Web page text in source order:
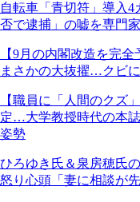
自転車「青切符」導入
否で逮捕」の嘘を専門
【9月の内閣改造を完
まさかの大抜擢…クビ
【職員に「人間のクズ
定…大学教授時代の本
姿勢
ひろゆき氏＆泉房穂氏
怒り心頭「妻に相談が